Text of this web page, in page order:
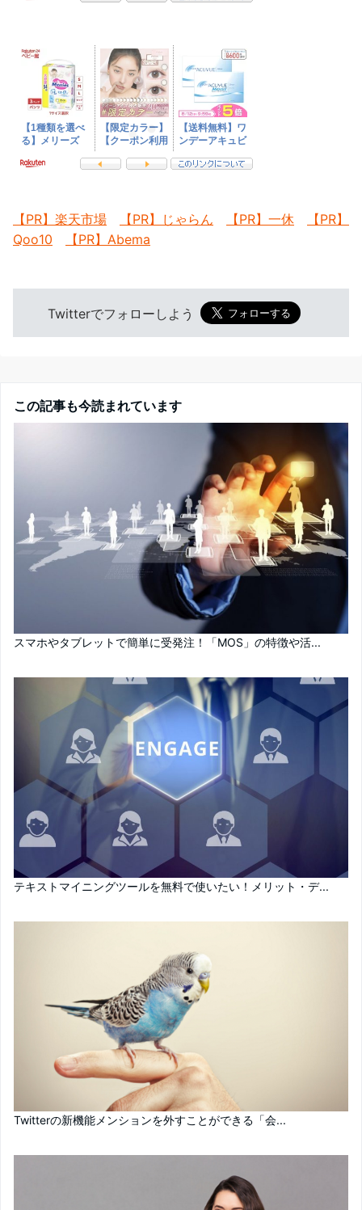
【PR】楽天市場 【PR】じゃらん 【PR】一休
【PR】
Qoo10
【PR】Abema
Twitterでフォローしよう
この記事も今読まれています
スマホやタブレットで簡単に受発注！「MOS」の特徴や活...
テキストマイニングツールを無料で使いたい！メリット・デ...
Twitterの新機能メンションを外すことができる「会...